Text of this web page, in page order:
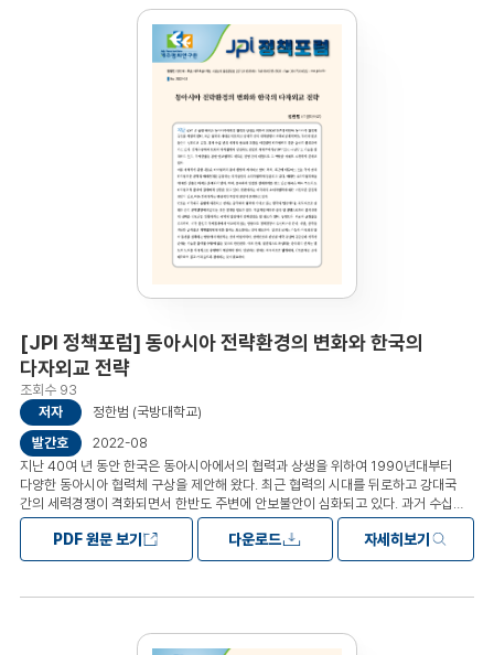
to Pyongyang’s strengthened diplomatic leverage. The geopolitical value
of North Korea is not fixed but varies depending on the diplomatic
discourses formed in the relations between powerful countries. Due to the
US-China strategic competition, Beijing recognized North Korea’s
geopolitical value, incurring the escalated diplomatic leverage of
Pyongyang.목차I. Statement of the Problem II. A Theoretical Framework for
Analysis: Geopolitical Discourses (1) Classical Geopolitics (2) Critical
Geopolitics (3) Theories of Geopolitical Discourses III. Pyongyang’s
Diplomatic Strategy during the Sino-Soviet Conflict (1) Before the Sino-
Soviet Conflict (2) After the Sino-Soviet Conflict IV. Pyongyang’s
Diplomatic Strategy during the US-China Competition (1) US-China
Competition and China’s Geopolitical Discourse (2) Pyongyang’s Elevated
Diplomatic Leverage over Beijing V. Conclusion and Implications
[JPI 정책포럼] 동아시아 전략환경의 변화와 한국의
다자외교 전략
조회수 93
저자
정한범 (국방대학교)
발간호
2022-08
지난 40여 년 동안 한국은 동아시아에서의 협력과 상생을 위하여 1990년대부터
다양한 동아시아 협력체 구상을 제안해 왔다. 최근 협력의 시대를 뒤로하고 강대국
간의 세력경쟁이 격화되면서 한반도 주변에 안보불안이 심화되고 있다. 과거 수십
년의 세계적 풍요와 호황을 이끌었던 다자협력의 틀은 급속히 붕괴되어 가고 있다.
신자유주의적 보편적 다자협력의 상징과도 같았던 세계무역기구 (WTO)는 사실상 그
기능을 정지하고 있고, 국제연합을 통한 안보협력도 새로운 진영 간의 대립으로 그
활발히 제시되고 있다. 특히, 최근에 대두되고 있는 국가 간의 다자협력은 전략적
소다자협력체들에 대한 반응은 아직은 혼재되어 있다. 특히, 중국과의 밀접한
PDF 원문 보기 다운로드 자세히보기